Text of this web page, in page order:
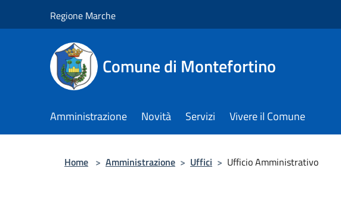
Regione Marche
Comune di Montefortino
Amministrazione Novità Servizi Vivere il Comune
Home > Amministrazione > Uffici > Ufficio Amministrativo